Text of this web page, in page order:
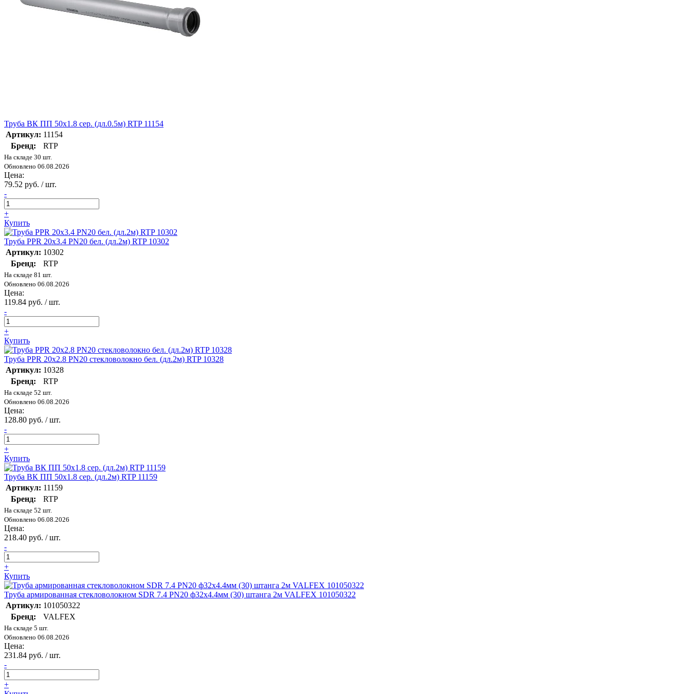
Труба ВК ПП 50х1.8 сер. (дл.0.5м) RTP 11154
Артикул: 11154
Бренд:
RTP
На складе 30 шт.
Обновлено 06.08.2026
Цена:
79.52 руб. / шт.
-
+
Купить
Труба PPR 20х3.4 PN20 бел. (дл.2м) RTP 10302
Артикул: 10302
Бренд:
RTP
На складе 81 шт.
Обновлено 06.08.2026
Цена:
119.84 руб. / шт.
-
+
Купить
Труба PPR 20х2.8 PN20 стекловолокно бел. (дл.2м) RTP 10328
Артикул: 10328
Бренд:
RTP
На складе 52 шт.
Обновлено 06.08.2026
Цена:
128.80 руб. / шт.
-
+
Купить
Труба ВК ПП 50х1.8 сер. (дл.2м) RTP 11159
Артикул: 11159
Бренд:
RTP
На складе 52 шт.
Обновлено 06.08.2026
Цена:
218.40 руб. / шт.
-
+
Купить
Труба армированная стекловолокном SDR 7.4 PN20 ф32х4.4мм (30) штанга 2м VALFEX 101050322
Артикул: 101050322
Бренд:
VALFEX
На складе 5 шт.
Обновлено 06.08.2026
Цена:
231.84 руб. / шт.
-
+